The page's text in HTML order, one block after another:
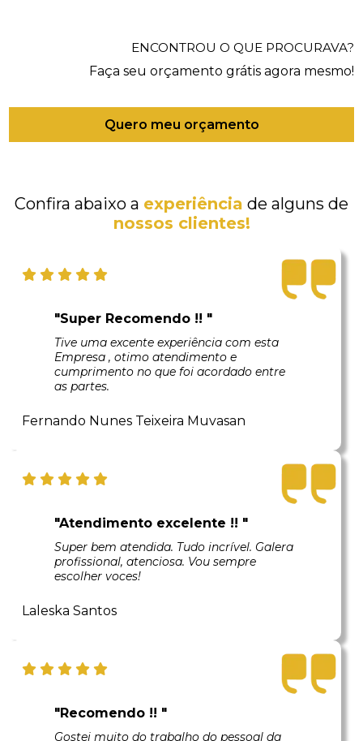
ENCONTROU O QUE PROCURAVA?
Faça seu orçamento grátis agora mesmo!
Quero meu orçamento
Confira abaixo a experiência de alguns de
nossos clientes!
"Super Recomendo !! "
Tive uma excente experiência com esta
Empresa , otimo atendimento e
cumprimento no que foi acordado entre
as partes.
Fernando Nunes Teixeira Muvasan
"Atendimento excelente !! "
Super bem atendida. Tudo incrível. Galera
profissional, atenciosa. Vou sempre
escolher voces!
Laleska Santos
"Recomendo !! "
Gostei muito do trabalho do pessoal da